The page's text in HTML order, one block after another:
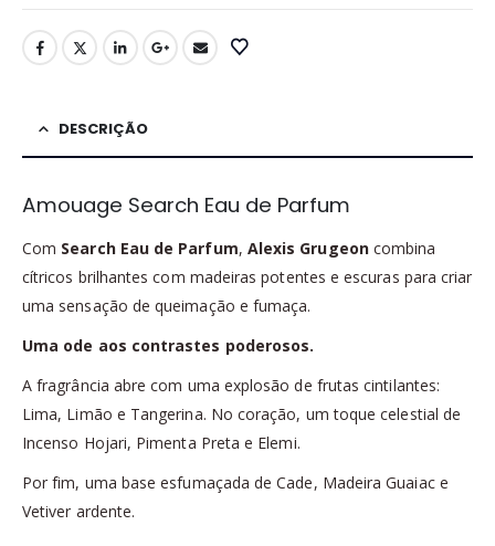
DESCRIÇÃO
Amouage Search Eau de Parfum
Com Search Eau de Parfum, Alexis Grugeoncombina
cítricos brilhantes com madeiras potentes e escuras para criar
uma sensação de queimação e fumaça.
Uma ode aos contrastes poderosos.
A fragrância abre com uma explosão de frutas cintilantes:
Lima, Limão e Tangerina. No coração, um toque celestial de
Incenso Hojari, Pimenta Preta e Elemi.
Por fim, uma base esfumaçada de Cade, Madeira Guaiac e
Vetiver ardente.